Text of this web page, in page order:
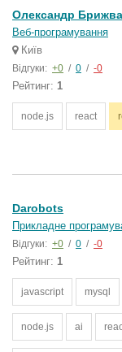
Олександр
Веб-програмування
Київ
Відгуки: +0 / 0 / -0
Рейтинг: 1
node.js react
Darobots
Прикладне
Відгуки: +0 / 0 / -0
Рейтинг: 1
javascript mysql
node.js ai